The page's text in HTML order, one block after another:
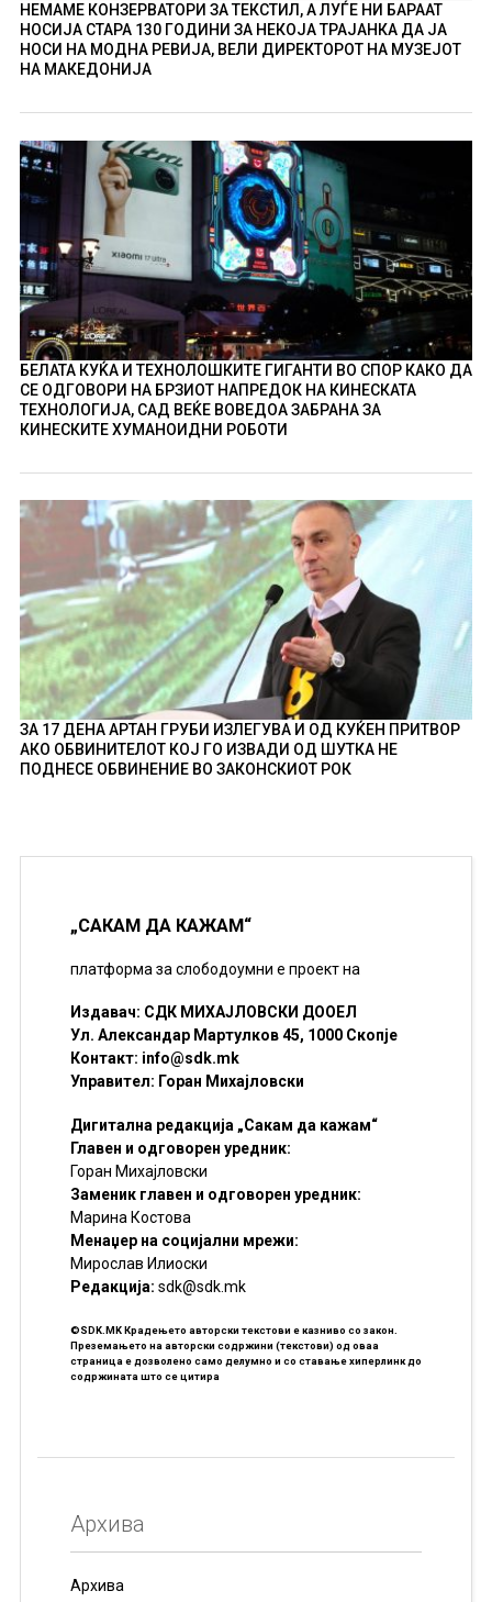
НЕМАМЕ КОНЗЕРВАТОРИ ЗА ТЕКСТИЛ, А ЛУЃЕ НИ БАРААТ
НОСИЈА СТАРА 130 ГОДИНИ ЗА НЕКОЈА ТРАЈАНКА ДА ЈА
НОСИ НА МОДНА РЕВИЈА, ВЕЛИ ДИРЕКТОРОТ НА МУЗЕЈОТ
НА МАКЕДОНИЈА
БЕЛАТА КУЌА И ТЕХНОЛОШКИТЕ ГИГАНТИ ВО СПОР КАКО ДА
СЕ ОДГОВОРИ НА БРЗИОТ НАПРЕДОК НА КИНЕСКАТА
ТЕХНОЛОГИЈА, САД ВЕЌЕ ВОВЕДОА ЗАБРАНА ЗА
КИНЕСКИТЕ ХУМАНОИДНИ РОБОТИ
ЗА 17 ДЕНА АРТАН ГРУБИ ИЗЛЕГУВА И ОД КУЌЕН ПРИТВОР
АКО ОБВИНИТЕЛОТ КОЈ ГО ИЗВАДИ ОД ШУТКА НЕ
ПОДНЕСЕ ОБВИНЕНИЕ ВО ЗАКОНСКИОТ РОК
„САКАМ ДА КАЖАМ“
платформа за слободоумни е проект на
Издавач: СДК МИХАЈЛОВСКИ ДООЕЛ
Ул. Александар Мартулков 45, 1000 Скопје
Контакт: info@sdk.mk
Управител: Горан Михајловски
Дигитална редакција „Сакам да кажам“
Главен и одговорен уредник:
Горан Михајловски
Заменик главен и одговорен уредник:
Марина Костова
Менаџер на социјални мрежи:
Мирослав Илиоски
Редакцијa: sdk@sdk.mk
©SDK.MK Крадењето авторски текстови е казниво со закон.
Преземањето на авторски содржини (текстови) од оваа
страница е дозволено само делумно и со ставање хиперлинк до
содржината што се цитира
Архива
Архива